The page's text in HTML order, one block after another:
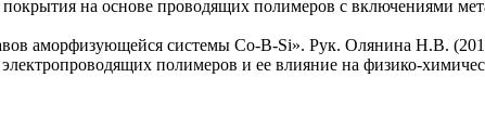
на основе проводящих полимеров с включениями
аморфизующейся системы Co-B-Si». Рук. Олянина Н.В.
полимеров и ее влияние на физико-